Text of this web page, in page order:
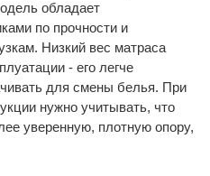
обладает
по прочности и
Низкий вес матраса
- его легче
для смены белья. При
нужно учитывать, что
уверенную, плотную опору,